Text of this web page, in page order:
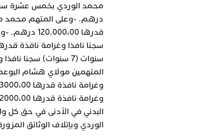
البدني في الأدنى في حق
الوردي وبإتلاف الوثائق